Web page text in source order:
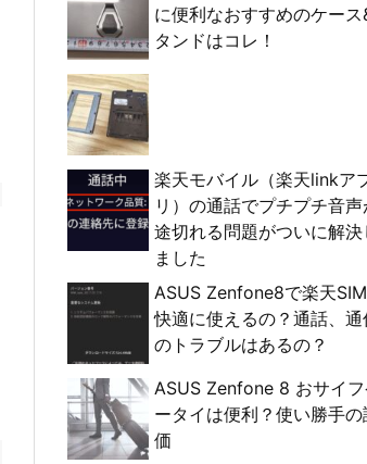
に便利なおすすめのケース
タンドはコレ！
楽天モバイル（楽天linkア
リ）の通話でプチプチ音声
途切れる問題がついに解決
ました
ASUS Zenfone8で楽天
快適に使えるの？通話、通
のトラブルはあるの？
ASUS Zenfone 8 おサイ
ータイは便利？使い勝手の
価